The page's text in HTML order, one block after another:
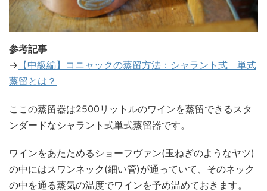
参考記事
→ 【中級編】コニャックの蒸留方法：シャラント式 単式
蒸留とは？
ここの蒸留器は2500リットルのワインを蒸留できるスタ
ンダードなシャラント式単式蒸留器です。
ワインをあたためるショーフヴァン(玉ねぎのようなヤツ)
の中にはスワンネック(細い管)が通っていて、そのネック
の中を通る蒸気の温度でワインを予め温めておきます。